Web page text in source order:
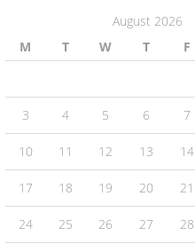
August 2026
M
T W T F
3 4 5 6 7
10 11 12 13 14
17 18 19 20 21
24 25 26 27 28